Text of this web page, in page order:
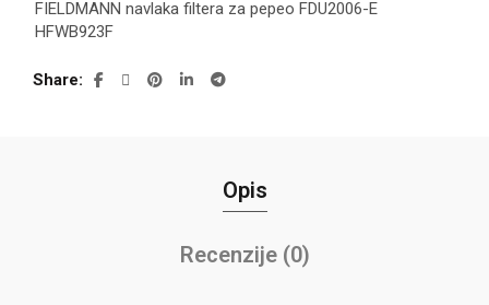
FIELDMANN navlaka filtera za pepeo FDU2006-E
HFWB923F
Share
Opis
Recenzije (0)